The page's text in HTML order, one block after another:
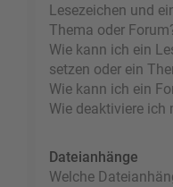
Lesezeichen und
Thema oder
Wie kann ich ein
setzen oder ein
Wie kann ich ein
Wie deaktiviere ich
Dateianhänge
Welche